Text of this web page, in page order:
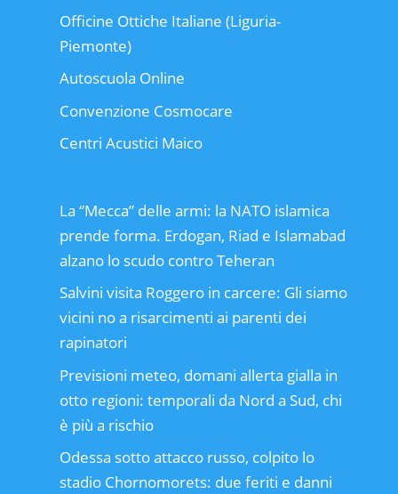
Officine Ottiche Italiane (Liguria-
Piemonte)
Autoscuola Online
Convenzione Cosmocare
Centri Acustici Maico
La “Mecca” delle armi: la NATO islamica
prende forma. Erdogan, Riad e Islamabad
alzano lo scudo contro Teheran
Salvini visita Roggero in carcere: Gli siamo
vicini no a risarcimenti ai parenti dei
rapinatori
Previsioni meteo, domani allerta gialla in
otto regioni: temporali da Nord a Sud, chi
è più a rischio
Odessa sotto attacco russo, colpito lo
stadio Chornomorets: due feriti e danni